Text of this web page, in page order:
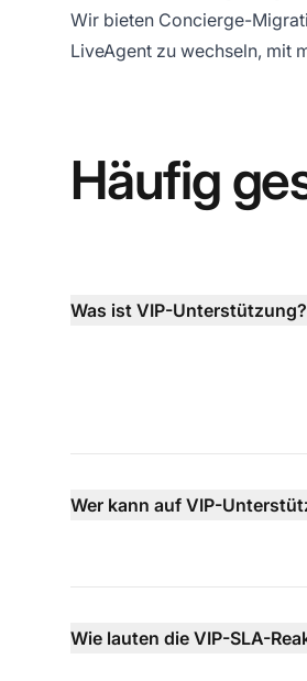
Wir bieten Concierge-
LiveAgent zu wechseln, mit
Häufig
Was ist VIP-Unterstützung?
Wer kann auf VIP-
Wie lauten die VIP-SLA-